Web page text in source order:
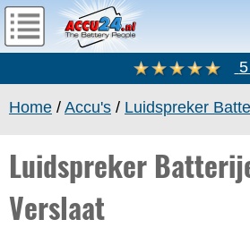
Home / Accu's / Luidspreker
Luidspreker
Verslaat